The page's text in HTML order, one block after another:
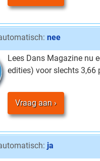
nee
Lees Dans Magazine nu
edities) voor slechts 3,66
Vraag aan
ja